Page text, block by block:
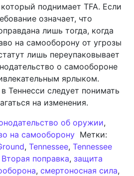
поднимает TFA. Если
означает, что
лишь тогда, когда
на самооборону от угрозы
лишь переупаковывает
о самообороне
ярлыком.
Теннесси следует понимать
на изменения.
об оружии,
на самооборону Метки:
, Tennessee, Tennessee
Вторая поправка, защита
, смертоносная сила,